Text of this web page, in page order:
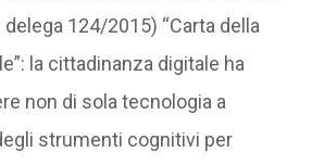
124/2015) “Carta della
la cittadinanza digitale ha
non di sola tecnologia a
strumenti cognitivi per